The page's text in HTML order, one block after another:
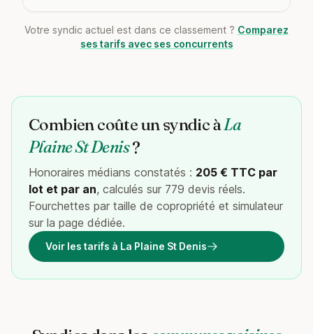
Votre syndic actuel est dans ce classement ? Comparez
ses tarifs avec ses concurrents
Combien coûte un syndic àLa
Plaine St Denis?
Honoraires médians constatés : 205 € TTC par
lot et par an, calculés sur 779 devis réels.
Fourchettes par taille de copropriété et simulateur
sur la page dédiée.
Voir les tarifs à La Plaine St Denis